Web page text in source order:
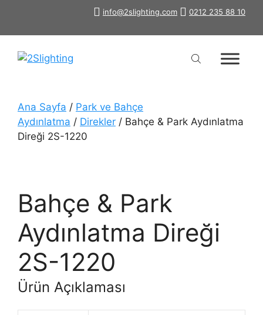
info@2slighting.com 0212 235 88 10
Ana Sayfa / Park ve Bahçe
Aydınlatma / Direkler / Bahçe & Park Aydınlatma
Direği 2S-1220
Bahçe & Park
Aydınlatma Direği
2S-1220
Ürün Açıklaması